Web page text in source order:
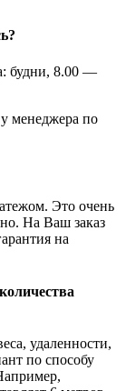
будни, 8.00 —
менеджера по
Это очень
На Ваш заказ
на
удаленности,
по способу